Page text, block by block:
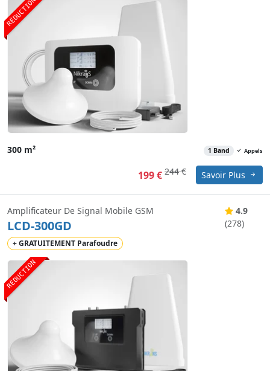
RÉDUCTION
300 m² 1 Band Appels
199 € 244 € Savoir Plus
RÉDUCTION
Amplificateur De Signal Mobile GSM
LCD-300GD
+ GRATUITEMENT Parafoudre
4.9
(278)